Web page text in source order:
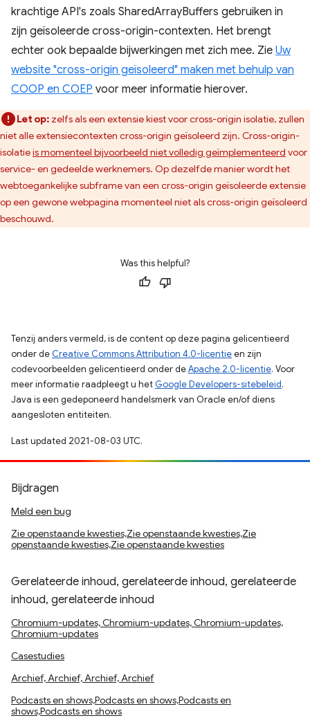
krachtige API's zoals SharedArrayBuffers gebruiken in
zijn geïsoleerde cross-origin-contexten. Het brengt
echter ook bepaalde bijwerkingen met zich mee. Zie Uw
website "cross-origin geïsoleerd" maken met behulp van
COOP en COEP voor meer informatie hierover.
Let op: zelfs als een extensie kiest voor cross-origin isolatie, zullen
niet alle extensiecontexten cross-origin geïsoleerd zijn. Cross-origin-
isolatieis momenteel bijvoorbeeld niet volledig geïmplementeerd voor
service- en gedeelde werknemers. Op dezelfde manier wordt het
webtoegankelijke subframe van een cross-origin geïsoleerde extensie
op een gewone webpagina momenteel niet als cross-origin geïsoleerd
beschouwd.
Was this helpful?
Tenzij anders vermeld, is de content op deze pagina gelicentieerd
onder de Creative Commons Attribution 4.0-licentieen zijn
codevoorbeelden gelicentieerd onder deApache 2.0-licentie. Voor
meer informatie raadpleegt u het Google Developers-sitebeleid.
Java is een gedeponeerd handelsmerk van Oracle en/of diens
aangesloten entiteiten.
Last updated 2021-08-03 UTC.
Bijdragen
Meld een bug
Zie openstaande kwesties,Zie openstaande kwesties,Zie
openstaande kwesties,Zie openstaande kwesties
Gerelateerde inhoud, gerelateerde inhoud, gerelateerde
inhoud, gerelateerde inhoud
Chromium-updates, Chromium-updates, Chromium-updates,
Chromium-updates
Casestudies
Archief, Archief, Archief, Archief
Podcasts en shows,Podcasts en shows,Podcasts en
shows,Podcasts en shows